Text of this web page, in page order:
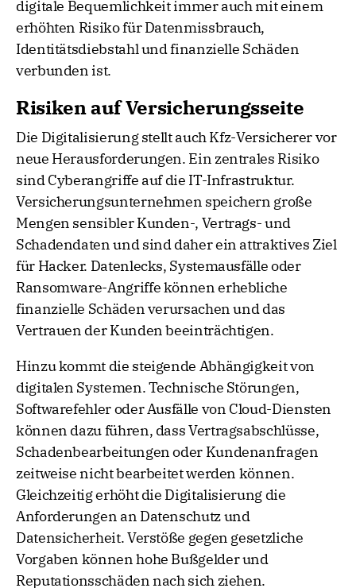
digitale Bequemlichkeit immer auch mit einem
erhöhten Risiko für Datenmissbrauch,
Identitätsdiebstahl und finanzielle Schäden
verbunden ist.
Risiken auf Versicherungsseite
Die Digitalisierung stellt auch Kfz-Versicherer vor
neue Herausforderungen. Ein zentrales Risiko
sind Cyberangriffe auf die IT-Infrastruktur.
Versicherungsunternehmen speichern große
Mengen sensibler Kunden-, Vertrags- und
Schadendaten und sind daher ein attraktives Ziel
für Hacker. Datenlecks, Systemausfälle oder
Ransomware-Angriffe können erhebliche
finanzielle Schäden verursachen und das
Vertrauen der Kunden beeinträchtigen.
Hinzu kommt die steigende Abhängigkeit von
digitalen Systemen. Technische Störungen,
Softwarefehler oder Ausfälle von Cloud-Diensten
können dazu führen, dass Vertragsabschlüsse,
Schadenbearbeitungen oder Kundenanfragen
zeitweise nicht bearbeitet werden können.
Gleichzeitig erhöht die Digitalisierung die
Anforderungen an Datenschutz und
Datensicherheit. Verstöße gegen gesetzliche
Vorgaben können hohe Bußgelder und
Reputationsschäden nach sich ziehen.